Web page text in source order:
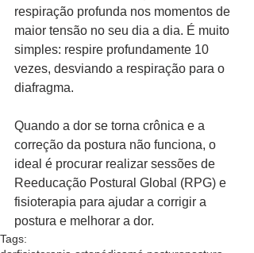
respiração profunda nos momentos de
maior tensão no seu dia a dia. É muito
simples: respire profundamente 10
vezes, desviando a respiração para o
diafragma.
Quando a dor se torna crônica e a
correção da postura não funciona, o
ideal é procurar realizar sessões de
Reeducação Postural Global (RPG) e
fisioterapia para ajudar a corrigir a
postura e melhorar a dor.
Tags: